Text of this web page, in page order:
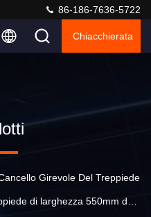
86-186-7636-5722
Chiacchierata
Girevole Del Treppiede
di larghezza 550mm del